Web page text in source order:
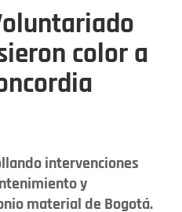
color a
intervenciones
y
material de Bogotá.